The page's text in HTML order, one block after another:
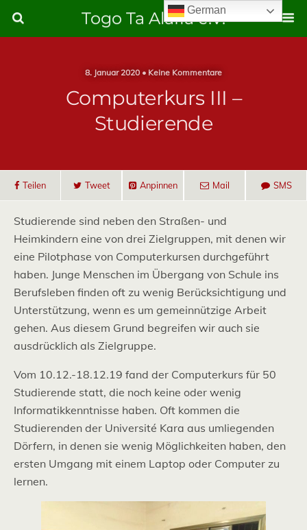
Togo Ta Alafia e.V.
8. Januar 2020 • Keine Kommentare
Computerkurs III –
Studierende
Teilen Tweet Anpinnen Mail SMS
Studierende sind neben den Straßen- und
Heimkindern eine von drei Zielgruppen, mit denen wir
eine Pilotphase von Computerkursen durchgeführt
haben. Junge Menschen im Übergang von Schule ins
Berufsleben finden oft zu wenig Berücksichtigung und
Unterstützung, wenn es um gemeinnützige Arbeit
gehen. Aus diesem Grund begreifen wir auch sie
ausdrücklich als Zielgruppe.
Vom 10.12.-18.12.19 fand der Computerkurs für 50
Studierende statt, die noch keine oder wenig
Informatikkenntnisse haben. Oft kommen die
Studierenden der Université Kara aus umliegenden
Dörfern, in denen sie wenig Möglichkeiten haben, den
ersten Umgang mit einem Laptop oder Computer zu
lernen.
German